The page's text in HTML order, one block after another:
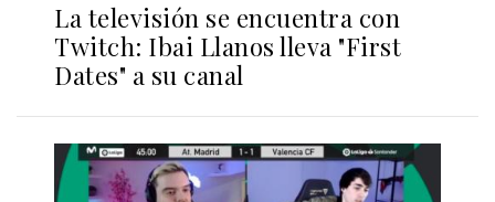
La televisión se encuentra con
Twitch: Ibai Llanos lleva "First
Dates" a su canal